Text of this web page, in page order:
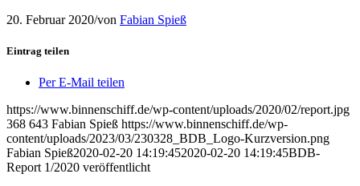
20. Februar 2020/von Fabian Spieß
Eintrag teilen
Per E-Mail teilen
https://www.binnenschiff.de/wp-content/uploads/2020/02/report.jpg
368 643 Fabian Spieß https://www.binnenschiff.de/wp-
content/uploads/2023/03/230328_BDB_Logo-Kurzversion.png
Fabian Spieß2020-02-20 14:19:452020-02-20 14:19:45BDB-
Report 1/2020 veröffentlicht